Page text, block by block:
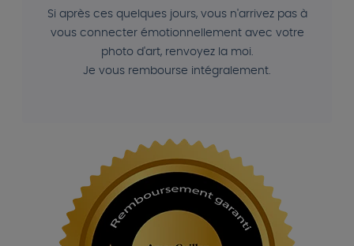
Si après ces quelques jours, vous n'arrivez pas à
vous connecter émotionnellement avec votre
photo d'art, renvoyez la moi.
Je vous rembourse intégralement.